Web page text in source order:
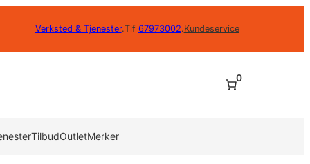
Verksted & Tjenester.Tlf 67973002.Kundeservice
0
TilbudOutletMerker